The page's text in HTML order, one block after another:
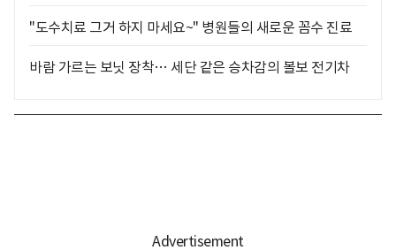
"도수치료 그거 하지 마세요~" 병원들의 새로운 꼼수 진료
바람 가르는 보닛 장착… 세단 같은 승차감의 볼보 전기차